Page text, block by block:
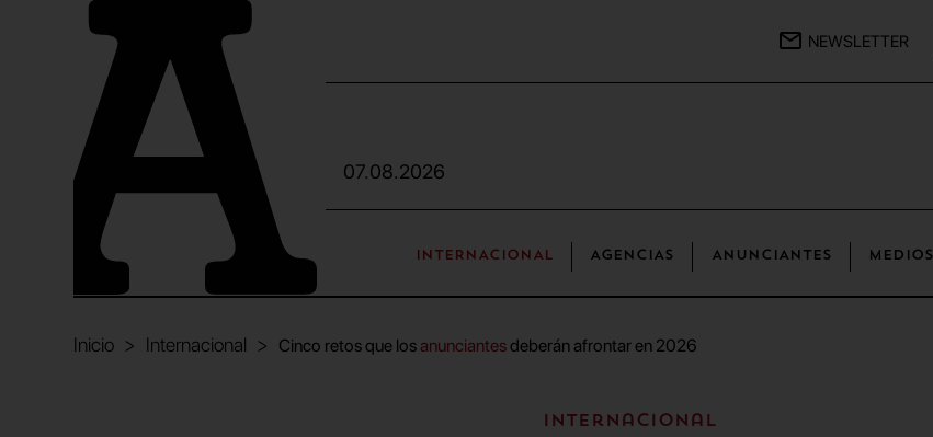
NEWSLETTER
07.08.2026
INTERNACIONAL AGENCIAS ANUNCIANTES MEDIOS
Inicio Internacional Cinco retos que los anunciantes deberán afrontar en 2026
Internacional